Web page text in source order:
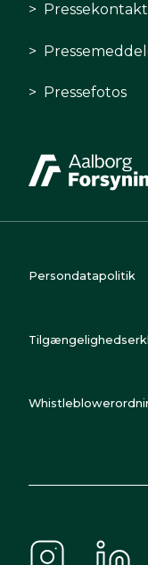
Pressekontakt
Pressefotos
Persondatapolitik